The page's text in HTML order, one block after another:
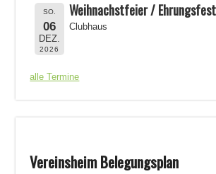
SO.
06
DEZ.
2026
Weihnachstfeier / Ehrungsfest
Clubhaus
alle Termine
Vereinsheim Belegungsplan